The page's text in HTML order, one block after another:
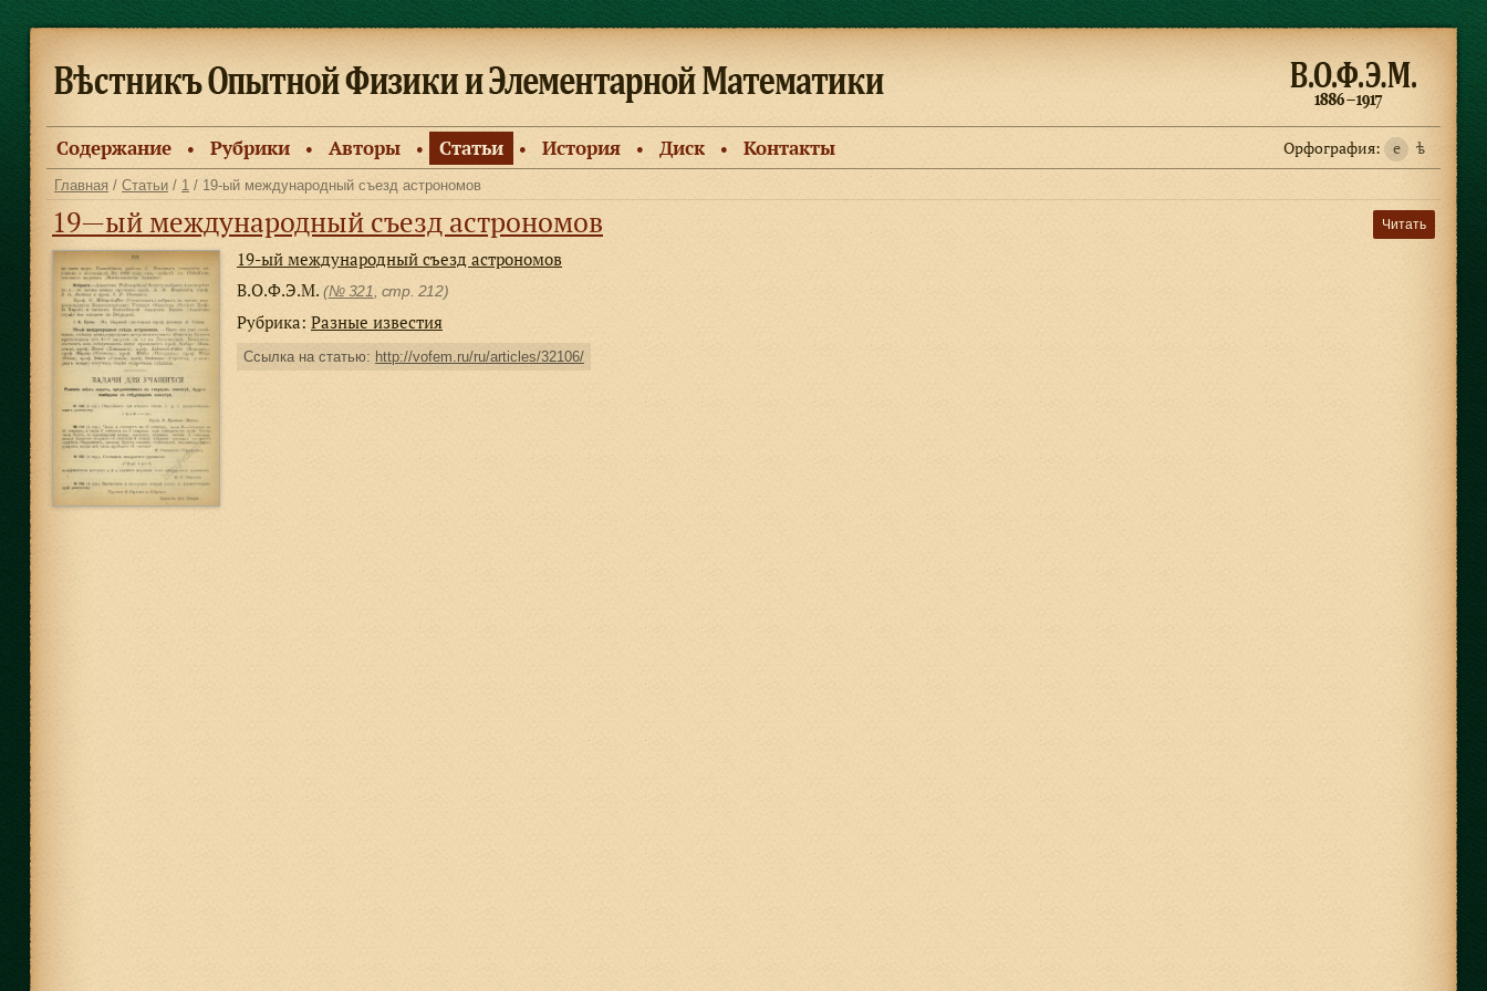
Содержание ● Рубрики ● Авторы ● Статьи ● История ● Диск ● Контакты Орфография: e ѣ
Главная / Статьи / 1 / 19-ый международный съезд астрономов
Читать
19—ый международный съезд астрономов
19-ый международный съезд астрономов
В.О.Ф.Э.М. (№ 321 , стр. 212)
Рубрика: Разные известия
Ссылка на статью: http://vofem.ru/ru/articles/32106/